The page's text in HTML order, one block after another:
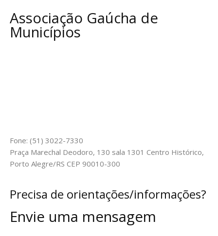
Associação Gaúcha de
Municípios
Fone: (51) 3022-7330
Praça Marechal Deodoro, 130 sala 1301 Centro Histórico,
Porto Alegre/RS CEP 90010-300
Precisa de orientações/informações?
Envie uma mensagem